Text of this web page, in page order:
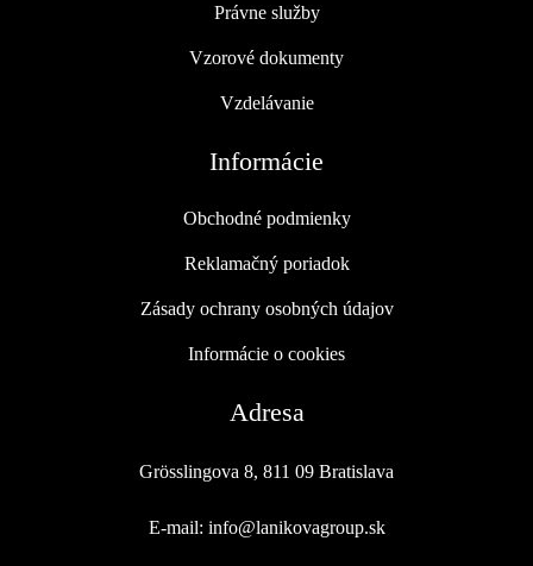
Právne služby
Vzorové dokumenty
Vzdelávanie
Informácie
Obchodné podmienky
Reklamačný poriadok
Zásady ochrany osobných údajov
Informácie o cookies
Adresa
Grösslingova 8, 811 09 Bratislava
E-mail: info@lanikovagroup.sk